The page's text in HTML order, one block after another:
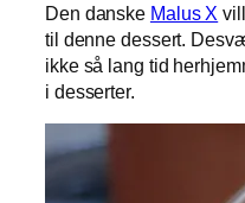
Den danske Malus X
til denne dessert.
ikke så lang tid
i desserter.